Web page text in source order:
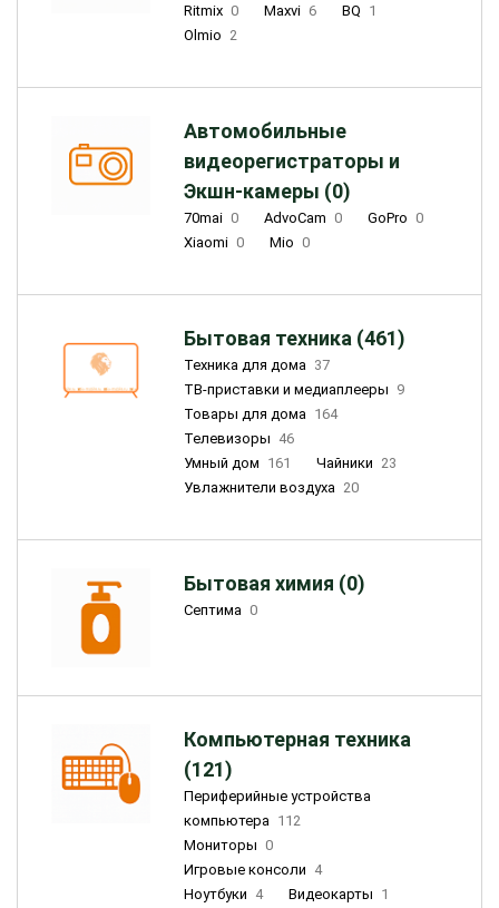
Ritmix 0 Maxvi 6 BQ 1
Olmio 2
Автомобильные
видеорегистраторы и
Экшн-камеры (0)
70mai 0 AdvoCam 0 GoPro 0
Xiaomi 0 Mio 0
Бытовая техника (461)
Техника для дома 37
ТВ-приставки и медиаплееры 9
Товары для дома 164
Телевизоры 46
Умный дом 161 Чайники 23
Увлажнители воздуха 20
Бытовая химия (0)
Септима 0
Компьютерная техника
(121)
Периферийные устройства
компьютера 112
Мониторы 0
Игровые консоли 4
Ноутбуки 4 Видеокарты 1